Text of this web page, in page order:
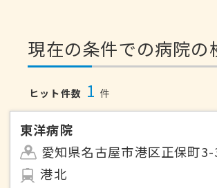
現在の条件での病院の
ヒット件数 1 件
東洋病院
愛知県名古屋市港区正保町
港北